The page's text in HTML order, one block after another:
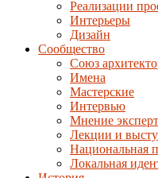
Реализации
Интерьеры
Дизайн
Сообщество
Союз
Имена
Мастерские
Интервью
Мнение
Лекции и
Национальная
Локальная